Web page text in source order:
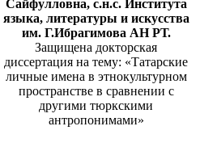
Сайфулловна, с.н.с. Института
языка, литературы и искусства
им. Г.Ибрагимова АН РТ.
Защищена докторская
диссертация на тему: «Татарские
личные имена в этнокультурном
пространстве в сравнении с
другими тюркскими
антропонимами»